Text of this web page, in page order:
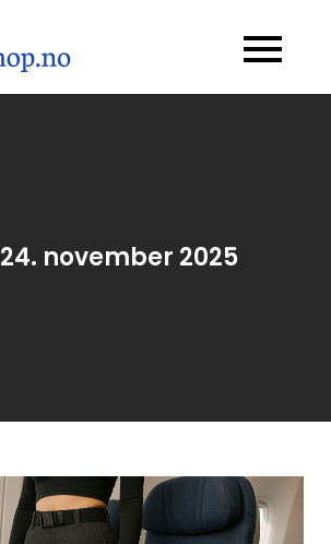
Nakshop.no
24. november 2025